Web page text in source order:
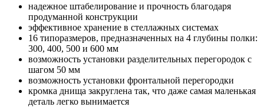
надежное штабелирование и прочность благодаря
продуманной конструкции
эффективное хранение в стеллажных системах
16 типоразмеров, предназначенных на 4 глубины полки:
300, 400, 500 и 600 мм
возможность установки разделительных перегородок с
шагом 50 мм
возможность установки фронтальной перегородки
кромка днища закруглена так, что даже самая маленькая
деталь легко вынимается